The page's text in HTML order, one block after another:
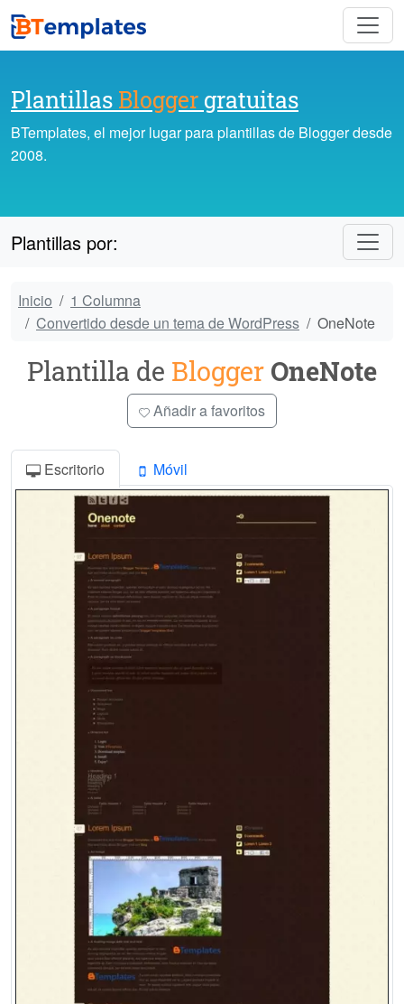
Plantillas Blogger gratuitas
BTemplates, el mejor lugar para plantillas de Blogger desde
2008.
Plantillas por:
Inicio
1 Columna
Convertido desde un tema de WordPress
OneNote
Plantilla de Blogger OneNote
Añadir a favoritos
Escritorio Móvil